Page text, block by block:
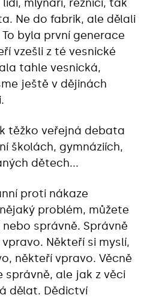
mlynáři, řezníci, tak
Ne do fabrik, ale dělali
byla první generace
vzešli z té vesnické
tahle vesnická,
ještě v dějinách
těžko veřejná debata
školách, gymnáziích,
dětech...
proti nákaze
problém, můžete
správně. Správně
Někteří si myslí,
někteří vpravo. Věcně
správně, ale jak z věci
dělat. Dědictví